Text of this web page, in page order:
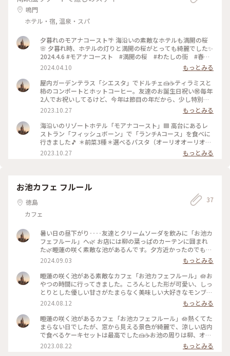
鳴門
ホテル・宿, 温泉・スパ
夕暮れのモアナコースト🌴 海沿いの素敵なホテルも満開の桜
🌸 夕暮れ時、ホテルの灯りと満開の桜がとっても綺麗でした✨
2024.4.6 #モアナコースト #満開の桜 #わたしの街 #春い
ろさがし
2024.04.10
もっとみる
屋内ガーデンテラス「シエスタ」でドルチェ🍰☕️ティラミスと
柿のコンポートとホットコーヒー。友達のお誕生日祝い㊗️毎年
2人でお祝いしてるけど、今年は節目の年だから、少し特別な
ことができたらいいなと思っていたら、友達から、「久しぶり
にモナアコース行けへん？」と。これはluckyとその旨を伝え
たら、ケーキ皿にはhappy birthdayのチョコ文字🤎こういう
の、嬉しいですよね☺️たまたまこの日はシエンタでドルチェが
食べれるサービスをしててluckyでした。そして、この日は私
達だけ、2人じめの素敵な楽しい時間を過ごすことができまし
た。おめでとう🎈満足して、ホテルの方にありがとうと感謝を
とう㊗️ #私のことりっぷ旅 #秋さんぽ #ホテル
2023.10.27
もっとみる
海沿いのリゾートホテル「モアナコースト」🟦 高台にあるレ
ストラン「フィッシュボーン」で「ランチAコース」を食べに
行きました🎵 ＊前菜3種＊選べるパスタ（オーリオオーリオ）
＊メイン・すだち鶏のロースト🍸ここのフォカッチャが大好き
で、私達4個も食べちゃいました（笑）喋りながらオリーブオ
しくて、満足なコースでした。この日、屋内ガーデンテラスで
ドルチェを食べれるとこのこと、移動して、スイーツタイムも
楽しんで、2度美味しさを味わってきました😊 #モアナコース
ト #フィッシュボーン #ランチAコース #ランチ #ホテ
ル #屋内ガーデンテラス #私のことりっぷ旅 #秋さんぽ
2023.10.27 もっとみる
お池カフェ フルール
徳島
カフェ
37
暑い日の昼下がり‥‥友達とクリームソーダを飲みに「お池カ
フェフルール」へ🌿 お店には柳の葉っぱのカーテンに囲まれ
た🌿睡蓮の咲く素敵な池があるんです。夕方近かったのでもぅ
咲いてないかな？と見てたら一輪咲いてくれてました🪷冷たく
て美味しい見た目も涼しいクリームソーダ身に染みました🍹☺️
#お池カフェフルール #クリームソーダ #睡蓮の咲く池のあ
るカフェ #ことりっぷ旅2024 #透明の世界
2024.09.03
もっとみる
睡蓮の咲く池がある素敵なカフェ「お池カフェフルール」🪷お
やつの時間に行ってきました。ころんとした形が可愛い、しっ
とりとした優しい甘さがたまらなく美味しい大好きなモンブラ
ン🌰もぅ売り切れてるかなぁと話しながらダメ元で注文した
ら‥まだありました、ありました🎵良かったね〜☺️って言いな
がら、時々池に咲く睡蓮を見ながら美味しい楽しい時間を過ご
してきました。睡蓮は午前中に咲くそうですが、まだ咲くてい
る花もあり嬉しかったです🪷 #お池カフェフルール #池 #睡
蓮 #モンブラン #ことりっぷ旅2024
2024.08.12
もっとみる
睡蓮の咲く池があるカフェ「お池カフェフルール」🪷熱くてた
まらない日でしたが、窓から見える景色が綺麗で、涼しい店内
で食べるケーキセットは最高でした🍰☕️お池の周りは柳、オリ
ーブの葉っぱの緑のカーテンで囲まれています。モンブランも
可愛くて、美味しくて、幸せな午後でした。🌿 #私のことりっ
2023.08.22 もっとみる